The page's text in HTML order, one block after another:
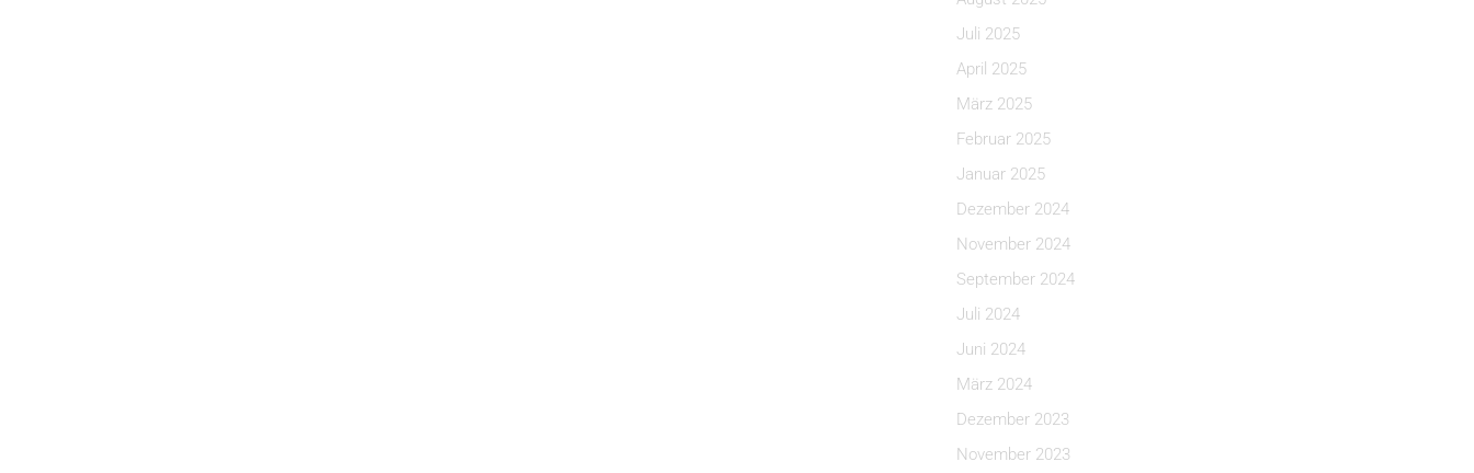
Juli 2025
April 2025
März 2025
Februar 2025
Januar 2025
Dezember 2024
November 2024
September 2024
Juli 2024
Juni 2024
März 2024
Dezember 2023
November 2023